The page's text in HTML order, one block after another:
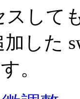
スして
した
。